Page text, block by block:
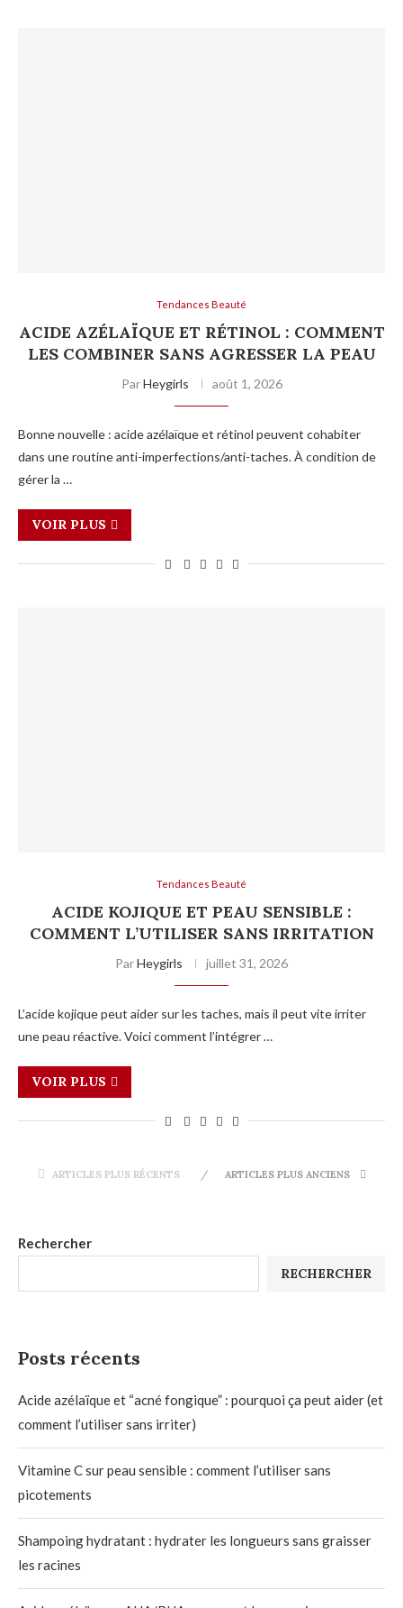
Tendances Beauté
ACIDE AZÉLAÏQUE ET RÉTINOL : COMMENT
LES COMBINER SANS AGRESSER LA PEAU
ParHeygirls août 1, 2026
Bonne nouvelle : acide azélaïque et rétinol peuvent cohabiter
dans une routine anti-imperfections/anti-taches. À condition de
gérer la …
VOIR PLUS
Tendances Beauté
ACIDE KOJIQUE ET PEAU SENSIBLE :
COMMENT L’UTILISER SANS IRRITATION
ParHeygirls juillet 31, 2026
L’acide kojique peut aider sur les taches, mais il peut vite irriter
une peau réactive. Voici comment l’intégrer …
VOIR PLUS
ARTICLES PLUS RÉCENTS ARTICLES PLUS ANCIENS
Rechercher
RECHERCHER
Posts récents
Acide azélaïque et “acné fongique” : pourquoi ça peut aider (et
comment l’utiliser sans irriter)
Vitamine C sur peau sensible : comment l’utiliser sans
picotements
Shampoing hydratant : hydrater les longueurs sans graisser
les racines